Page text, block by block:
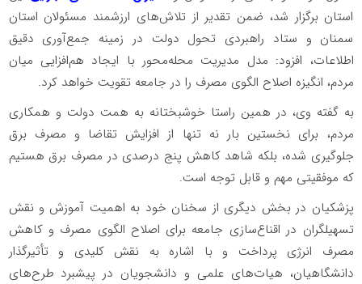
استان برگزار شد، ضمن تقدیر از تلاش‌های ارزشمند مسئولان استان
سمنان و ستاد راهبردی تحول دولت در زمینه جمع‌آوری دقیق
اطلاعات، افزود: مدل مدیریت محله‌محور با ایجاد هم‌افزایی میان
مردم، انگیزه اصلاح الگوی مصرف را در جامعه تقویت خواهد کرد.
به گفته وی، در همین راستا خوشبختانه به همت دولت و همکاری
مردم، برای نخستین بار نه تنها از افزایش تقاضا و مصرف برق
جلوگیری شده، بلکه شاهد کاهش پنج درصدی در مصرف برق هستیم
که موفقیتی مهم و قابل توجه است.
پزشکیان در بخش دیگری از سخنان خود به اهمیت آموزش و نقش
تسهیلگران در اقناع‌سازی جامعه برای اصلاح الگوی مصرف و کاهش
مصرف انرژی پرداخت و با اشاره به نقش کلیدی و تأثیرگذار
دانشگاهیان، هیات‌های علمی و دانشجویان در پیشبرد طرح‌های